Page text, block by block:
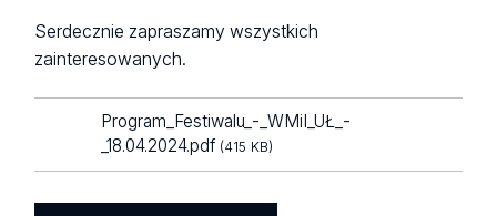
Serdecznie zapraszamy wszystkich
zainteresowanych.
Program_Festiwalu_-_WMiI_UŁ_-
_18.04.2024.pdf (415 KB)